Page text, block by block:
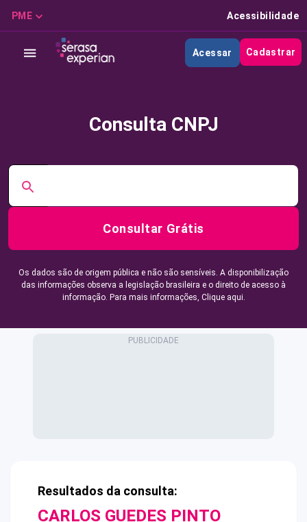
PME Acessibilidade
Acessar Cadastrar
Consulta CNPJ
Consultar Grátis
Os dados são de origem pública e não são sensíveis. A disponibilização
das informações observa a legislação brasileira e o direito de acesso à
informação. Para mais informações, Clique aqui.
Resultados da consulta:
CARLOS GUEDES PINTO